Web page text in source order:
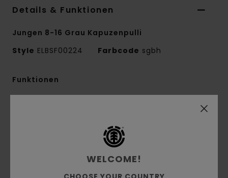
Details & Funktionen
Jungen 8-16 Grau Kapuzenpulli
Style ELBSF00224 Farbcode sgbh
Funktionen
Recycling-Baumwolle
Baumwollmischgewebe
French-Terry-Stoff [320 g/m2]
klassischer, komfortabler Regular
WELCOME!